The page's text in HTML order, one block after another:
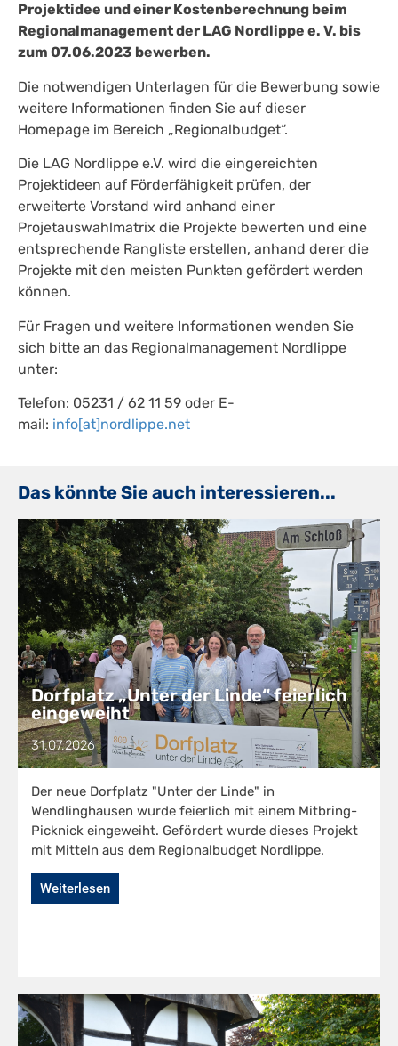
Projektidee und einer Kostenberechnung beim
Regionalmanagement der LAG Nordlippe e. V. bis
zum 07.06.2023 bewerben.
Die notwendigen Unterlagen für die Bewerbung sowie
weitere Informationen finden Sie auf dieser
Homepage im Bereich „Regionalbudget“.
Die LAG Nordlippe e.V. wird die eingereichten
Projektideen auf Förderfähigkeit prüfen, der
erweiterte Vorstand wird anhand einer
Projetauswahlmatrix die Projekte bewerten und eine
entsprechende Rangliste erstellen, anhand derer die
Projekte mit den meisten Punkten gefördert werden
können.
Für Fragen und weitere Informationen wenden Sie
sich bitte an das Regionalmanagement Nordlippe
unter:
Telefon: 05231 / 62 11 59 oder E-
mail: info[at]nordlippe.net
Das könnte Sie auch interessieren...
Dorfplatz „Unter der Linde“ feierlich
eingeweiht
31.07.2026
Der neue Dorfplatz "Unter der Linde" in
Wendlinghausen wurde feierlich mit einem Mitbring-
Picknick eingeweiht. Gefördert wurde dieses Projekt
mit Mitteln aus dem Regionalbudget Nordlippe.
Weiterlesen